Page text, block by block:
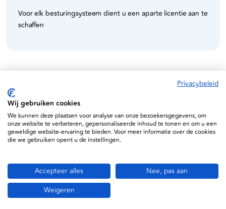
Voor elk besturingsysteem dient u een aparte licentie aan te
schaffen
Specificaties
MDR Approved
KTCH-OPZ-W-A
Privacybeleid
Wij gebruiken cookies
We kunnen deze plaatsen voor analyse van onze bezoekersgegevens, om
onze website te verbeteren, gepersonaliseerde inhoud te tonen en om u een
geweldige website-ervaring te bieden. Voor meer informatie over de cookies
die we gebruiken opent u de instellingen.
Accepteer alles
Nee, pas aan
Weigeren